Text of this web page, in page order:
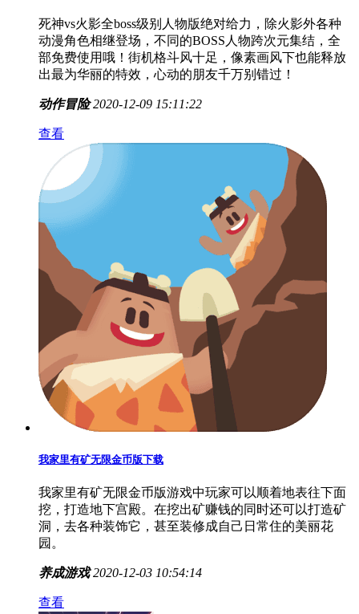
死神vs火影全boss级别人物版绝对给力，除火影外各种
动漫角色相继登场，不同的BOSS人物跨次元集结，全
部免费使用哦！街机格斗风十足，像素画风下也能释放
出最为华丽的特效，心动的朋友千万别错过！
动作冒险 2020-12-09 15:11:22
查看
我家里有矿无限金币版下载
我家里有矿无限金币版游戏中玩家可以顺着地表往下面
挖，打造地下宫殿。在挖出矿赚钱的同时还可以打造矿
洞，去各种装饰它，甚至装修成自己日常住的美丽花
园。
养成游戏 2020-12-03 10:54:14
查看